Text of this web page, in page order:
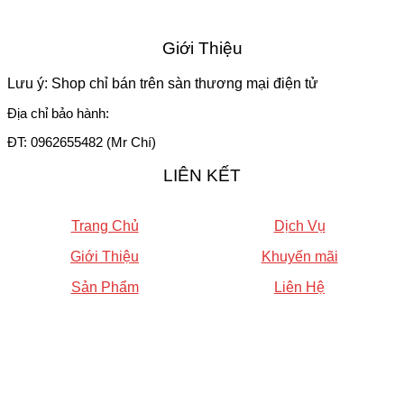
Giới Thiệu
Lưu ý: Shop chỉ bán trên sàn thương mại điện tử
Địa chỉ bảo hành:
ĐT: 0962655482 (Mr Chí)
LIÊN KẾT
Trang Chủ
Giới Thiệu
Sản Phẩm
Dịch Vụ
Khuyến mãi
Liên Hệ